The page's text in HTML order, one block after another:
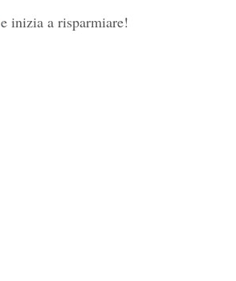
e inizia a risparmiare!